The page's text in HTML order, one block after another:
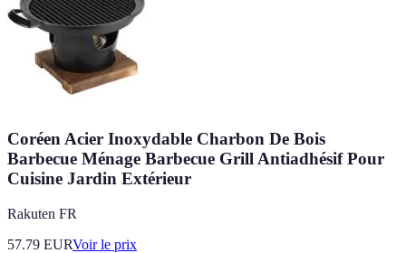
Coréen Acier Inoxydable Charbon De Bois
Barbecue Ménage Barbecue Grill Antiadhésif Pour
Cuisine Jardin Extérieur
Rakuten FR
57.79 EURVoir le prix